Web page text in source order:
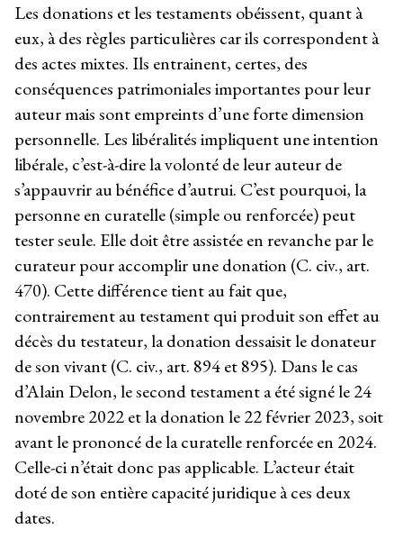
Les donations et les testaments obéissent, quant à
eux, à des règles particulières car ils correspondent à
des actes mixtes. Ils entrainent, certes, des
conséquences patrimoniales importantes pour leur
auteur mais sont empreints d’une forte dimension
personnelle. Les libéralités impliquent une intention
libérale, c’est-à-dire la volonté de leur auteur de
s’appauvrir au bénéfice d’autrui. C’est pourquoi, la
personne en curatelle (simple ou renforcée) peut
tester seule. Elle doit être assistée en revanche par le
curateur pour accomplir une donation (C. civ., art.
470). Cette différence tient au fait que,
contrairement au testament qui produit son effet au
décès du testateur, la donation dessaisit le donateur
de son vivant (C. civ., art. 894 et 895). Dans le cas
d’Alain Delon, le second testament a été signé le 24
novembre 2022 et la donation le 22 février 2023, soit
avant le prononcé de la curatelle renforcée en 2024.
Celle-ci n’était donc pas applicable. L’acteur était
doté de son entière capacité juridique à ces deux
dates.